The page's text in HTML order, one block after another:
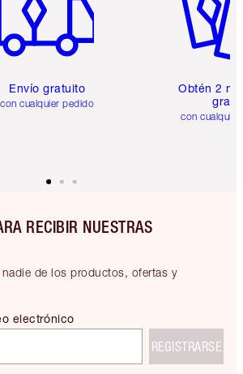
Envío gratuito
con cualquier pedido
Obtén 2
gratis
con
RECIBIR NUESTRAS
de los productos, ofertas y
electrónico
REGISTRARSE